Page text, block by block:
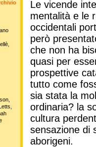
Le vicende
mentalità e le
occidentali
però
che non ha
quasi per
prospettive
tutto come
sia stata la
ordinaria? la
cultura
sensazione di
aborigeni.